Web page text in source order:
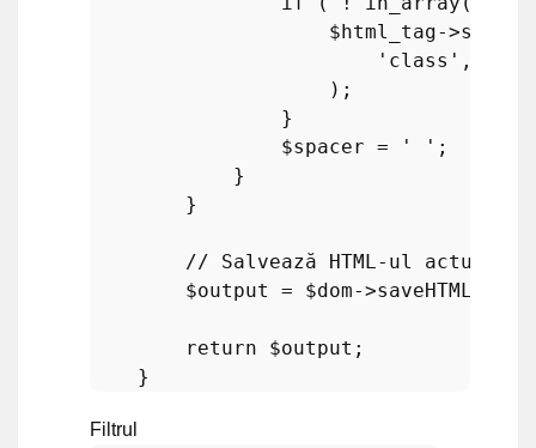
$html_tag->
'class' ,
                    );
                }
$spacer = ' ' ;
            }
        }
// Salvează HTML-ul
$output
= $dom->saveHTML
return $output ;
Filtrul